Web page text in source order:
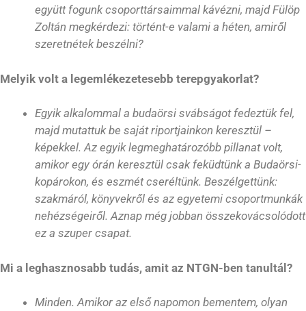
együtt fogunk csoporttársaimmal kávézni, majd Fülöp
Zoltán megkérdezi: történt-e valami a héten, amiről
szeretnétek beszélni?
Melyik volt a legemlékezetesebb terepgyakorlat?
Egyik alkalommal a budaörsi svábságot fedeztük fel,
majd mutattuk be saját riportjainkon keresztül –
képekkel. Az egyik legmeghatározóbb pillanat volt,
amikor egy órán keresztül csak feküdtünk a Budaörsi-
kopárokon, és eszmét cseréltünk. Beszélgettünk:
szakmáról, könyvekről és az egyetemi csoportmunkák
nehézségeiről. Aznap még jobban összekovácsolódott
ez a szuper csapat.
Mi a leghasznosabb tudás, amit az NTGN-ben tanultál?
Minden. Amikor az első napomon bementem, olyan